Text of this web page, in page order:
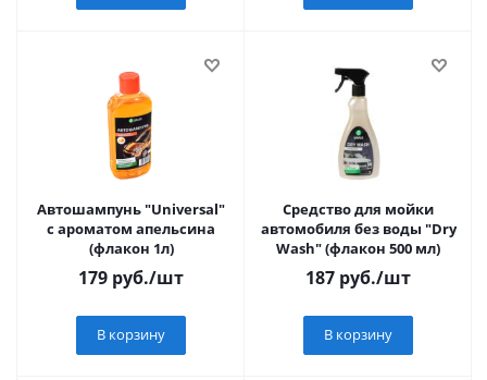
Автошампунь "Universal"
с ароматом апельсина
(флакон 1л)
179 руб./шт
В корзину
Средство для мойки
автомобиля без воды "Dry
Wash" (флакон 500 мл)
187 руб./шт
В корзину